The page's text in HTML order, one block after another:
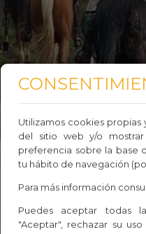
a lomos de un
montañas,
la flora local. Esta
relajante de
distancia de la
Utilizamos cookies propias
del sitio web y/o
preferencia sobre la base
tu hábito de navegación
Para más información
Puedes aceptar todas
"Aceptar", rechazar su